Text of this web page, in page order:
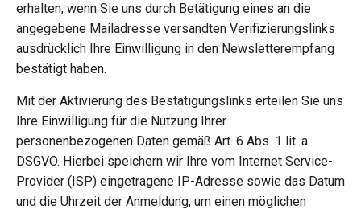
erhalten, wenn Sie uns durch Betätigung eines an die
angegebene Mailadresse versandten Verifizierungslinks
ausdrücklich Ihre Einwilligung in den Newsletterempfang
bestätigt haben.
Mit der Aktivierung des Bestätigungslinks erteilen Sie uns
Ihre Einwilligung für die Nutzung Ihrer
personenbezogenen Daten gemäß Art. 6 Abs. 1 lit. a
DSGVO. Hierbei speichern wir Ihre vom Internet Service-
Provider (ISP) eingetragene IP-Adresse sowie das Datum
und die Uhrzeit der Anmeldung, um einen möglichen